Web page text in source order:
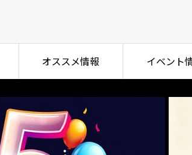
オススメ情報 イベント